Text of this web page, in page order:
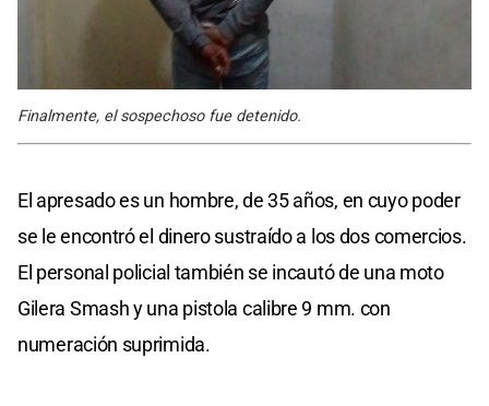
Finalmente, el sospechoso fue detenido.
El apresado es un hombre, de 35 años, en cuyo poder
se le encontró el dinero sustraído a los dos comercios.
El personal policial también se incautó de una moto
Gilera Smash y una pistola calibre 9 mm. con
numeración suprimida.